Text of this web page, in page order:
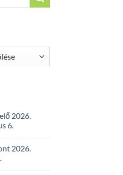
2026.
6.
2026.